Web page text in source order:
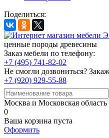
Поделиться:
ценные породы древесины
Заказ мебели по телефону:
+7 (495) 741-82-02
Не смогли дозвониться?
+7 (920) 929-55-88
Москва и Московская область
0
Ваша корзина пуста
Оформить